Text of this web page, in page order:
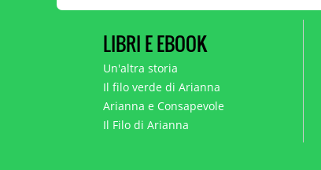
LIBRI E EBOOK
Un'altra storia
Il filo verde di Arianna
Arianna e Consapevole
Il Filo di Arianna